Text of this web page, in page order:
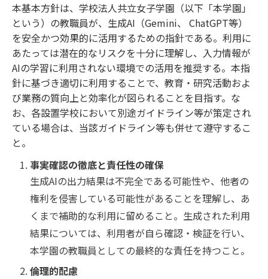
本基本方針は、学校法人共立女子学園（以下「本学園」
という）の教職員が、生成AI（Gemini、 ChatGPT等）
を安全かつ効果的に活用するための指針である。利用に
あたっては潜在的なリスクを十分に理解し、入力情報が
AIの学習に利用されない環境での活用を推奨する。本指
針に基づき適切に利用することで、教育・研究活動およ
び業務の質向上と効率化が図られることを目指す。な
お、各設置学校において別途ガイドライン等が策定され
ている場合は、当該ガイドライン等も併せて遵守するこ
と。
事実確認の徹底と責任性の確保
生成AIの出力結果は不完全である可能性や、他者の
権利を侵害している可能性があることを理解し、あ
くまで補助的な利用に留めること。生成された利用
結果については、利用者が自ら確認・検証を行い、
本学園の教職員としての最終的な責任を持つこと。
倫理的配慮